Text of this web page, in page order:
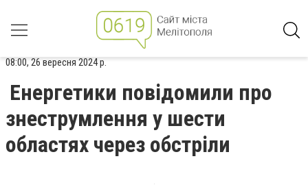
08:00, 26 вересня 2024 р.
Енергетики повідомили про
знеструмлення у шести
областях через обстріли